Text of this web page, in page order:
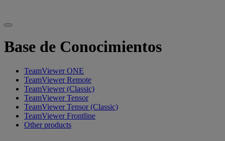
Base de Conocimientos
TeamViewer ONE
TeamViewer Remote
TeamViewer (Classic)
TeamViewer Tensor
TeamViewer Tensor (Classic)
TeamViewer Frontline
Other products